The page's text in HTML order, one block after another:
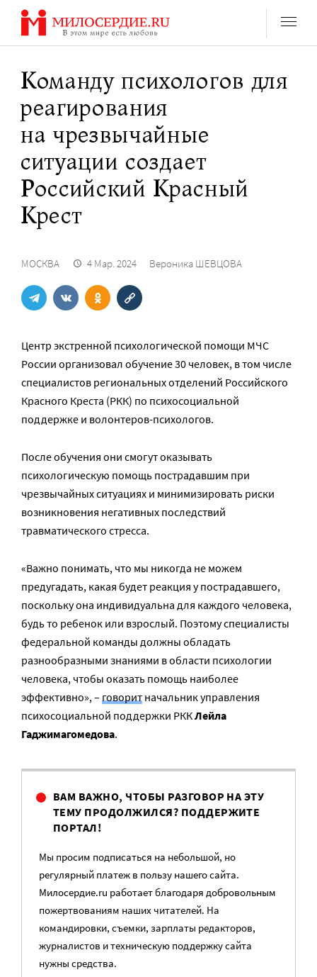
Перейти
содержанию
Команду психологов для
реагирования
на чрезвычайные
ситуации создает
Российский Красный
Крест
МОСКВА 4 Мар. 2024 Вероника ШЕВЦОВА
Центр экстренной психологической помощи МЧС
России организовал обучение 30 человек, в том числе
специалистов региональных отделений Российского
Красного Креста (РКК) по психосоциальной
поддержке и волонтеров-психологов.
После обучения они смогут оказывать
психологическую помощь пострадавшим при
чрезвычайных ситуациях и минимизировать риски
возникновения негативных последствий
травматического стресса.
«Важно понимать, что мы никогда не можем
предугадать, какая будет реакция у пострадавшего,
поскольку она индивидуальна для каждого человека,
будь то ребенок или взрослый. Поэтому специалисты
федеральной команды должны обладать
разнообразными знаниями в области психологии
человека, чтобы оказать помощь наиболее
эффективно», – говорит начальник управления
психосоциальной поддержки РККЛейла
Гаджимагомедова.
ВАМ ВАЖНО, ЧТОБЫ РАЗГОВОР НА ЭТУ
ТЕМУ ПРОДОЛЖИЛСЯ? ПОДДЕРЖИТЕ
ПОРТАЛ!
Мы просим подписаться на небольшой, но
регулярный платеж в пользу нашего сайта.
Милосердие.ru работает благодаря добровольным
пожертвованиям наших читателей. На
командировки, съемки, зарплаты редакторов,
журналистов и техническую поддержку сайта
нужны средства.